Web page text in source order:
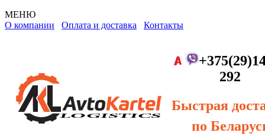
МЕНЮ
О компании Оплата и доставка Контакты
292
Быстрая
по